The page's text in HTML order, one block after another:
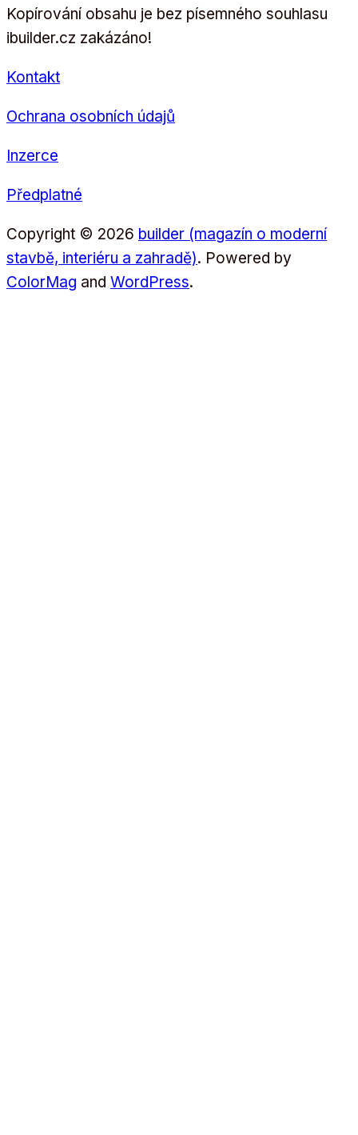
Kopírování obsahu je bez písemného souhlasu
ibuilder.cz zakázáno!
Kontakt
Ochrana osobních údajů
Inzerce
Předplatné
Copyright © 2026 builder (magazín o moderní
stavbě, interiéru a zahradě). Powered by
ColorMag and WordPress.